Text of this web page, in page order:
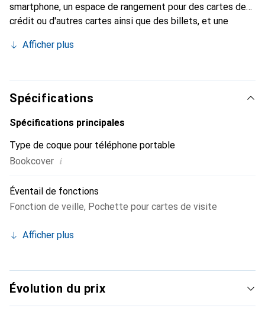
smartphone, un espace de rangement pour des cartes de
crédit ou d'autres cartes ainsi que des billets, et une
positionner votre Realme 5 Pro en toute sécurité et
fonctionnalités, cette coque livre en rouge donne à votre
smartphone un look classique en cuir. Grâce à la fermeture
magnétique, cette coque Realme 5 Pro protège votre
appareil dans toutes les situations. Néanmoins, toutes les
est également possible de téléphoner sans problème avec
la coque fermée.
Afficher plus
Spécifications
Spécifications principales
Type de coque pour téléphone portable
Bookcover i
Éventail de fonctions
Fonction de veille, Pochette pour cartes de visite
Afficher plus
Évolution du prix